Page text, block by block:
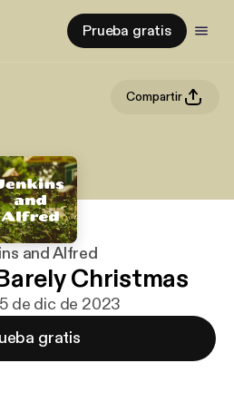
Prueba gratis
Compartir
and Alfred
Christmas
de dic de 2023
gratis